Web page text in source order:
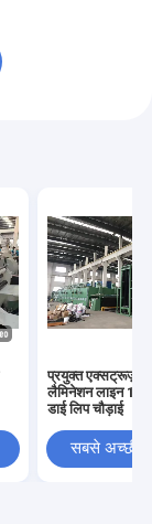
प्रयुक्त एक्सट्रूज़न
लैमिनेशन लाइन
डाई लिप चौड़ाई
सबसे अच्छी